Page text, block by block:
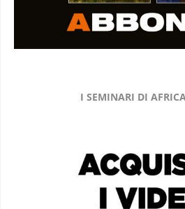
I SEMINARI DI